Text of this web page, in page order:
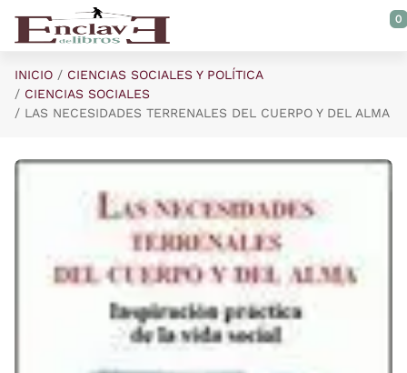
Saltar al contenido principal
0
INICIO
CIENCIAS SOCIALES Y POLÍTICA
CIENCIAS SOCIALES
LAS NECESIDADES TERRENALES DEL CUERPO Y DEL ALMA